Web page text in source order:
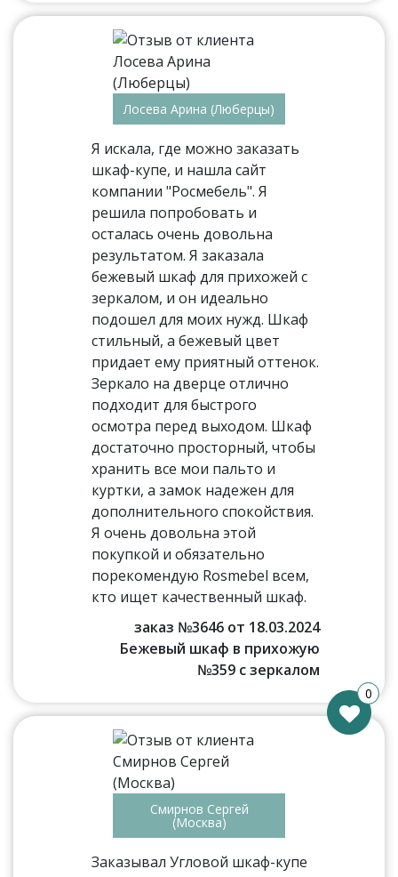
Лосева Арина (Люберцы)
Я искала, где можно заказать
шкаф-купе, и нашла сайт
компании "Росмебель". Я
решила попробовать и
осталась очень довольна
результатом. Я заказала
бежевый шкаф для прихожей с
зеркалом, и он идеально
подошел для моих нужд. Шкаф
стильный, а бежевый цвет
придает ему приятный оттенок.
Зеркало на дверце отлично
подходит для быстрого
осмотра перед выходом. Шкаф
достаточно просторный, чтобы
хранить все мои пальто и
куртки, а замок надежен для
дополнительного спокойствия.
Я очень довольна этой
покупкой и обязательно
порекомендую Rosmebel всем,
кто ищет качественный шкаф.
заказ №3646 от 18.03.2024
Бежевый шкаф в прихожую
№359 с зеркалом
Смирнов Сергей
(Москва)
Заказывал Угловой шкаф-купе
0